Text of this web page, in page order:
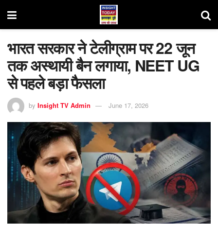
भारत सरकार ने टेलीग्राम पर 22 जून
तक अस्थायी बैन लगाया, NEET UG
से पहले बड़ा फैसला
by Insight TV Admin June 17, 2026